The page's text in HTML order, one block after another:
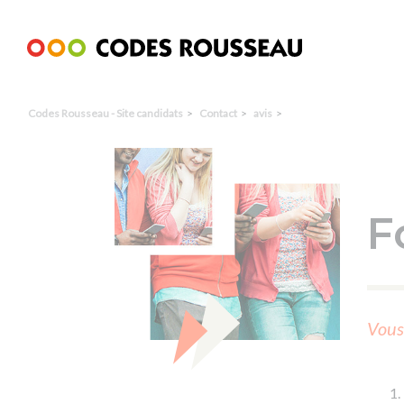
Codes Rousseau - Site candidats Contact avis